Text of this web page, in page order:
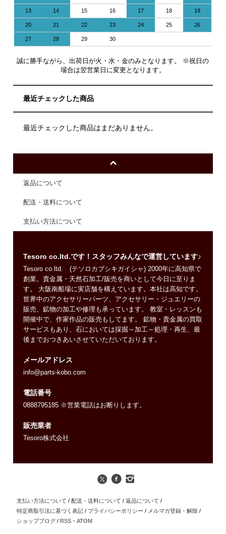
13 14 15 16 17 18 19
20 21 22 23 24 25 26
27 28 29 30
誠に勝手ながら、出荷日が火・水・金のみとなります。 ※祝日の
場合は翌営業日に変更となります。
最近チェックした商品
最近チェックした商品はまだありません。
返品について
配送・送料について
支払い方法について
Tesoro co.ltd.です！スタッフみんなで運営しています♪
Tesoro co.ltd. (テソロカブシキガイシャ) 2000年に高知県で
創業。貴金属・天然石加工/販売を商いとして今日に至りま
す。 大阪南船場に実店舗を構えています。本社は高知です。
世界中のアクセサリーパーツ、アクセサリー・ジュエリーの
販売、鉱物の加工や修理も承っています。 教室・レッスンも
開催中で、作家作品の販売もしてます。 鉱物・貴金属の買取
サービスもあり、石においては採掘～加工～処理・再生、最
後までおつきあいさせていただいております。
メールアドレス
info@parts-kobo.com
電話番号
0888795185 ※営業電話はお断りします。
販売業者
Tesoro株式会社
支払い方法について / 配送・送料について / 返品について /
特定商取引法に基づく表記 / プライバシーポリシー / メルマガ登録・解除 /
ショップブログ / RSS ・ATOM